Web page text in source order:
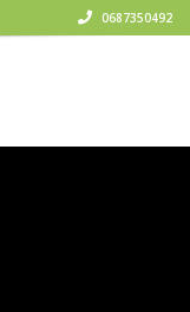
0687350492